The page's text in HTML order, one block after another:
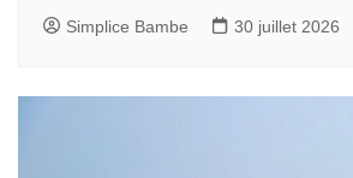
Simplice Bambe 30 juillet 2026